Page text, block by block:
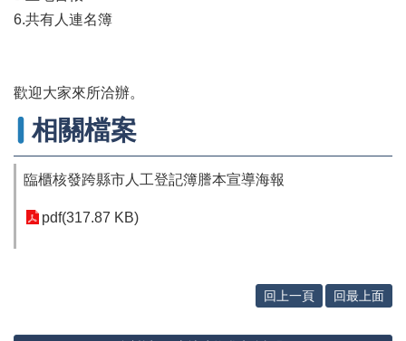
便
務
民
意
交
流
下
專
6.共有人連名簿
歡迎大家來所洽辦。
相關檔案
臨櫃核發跨縣市人工登記簿謄本宣導海報
pdf(317.87 KB)
回上一頁 回最上面